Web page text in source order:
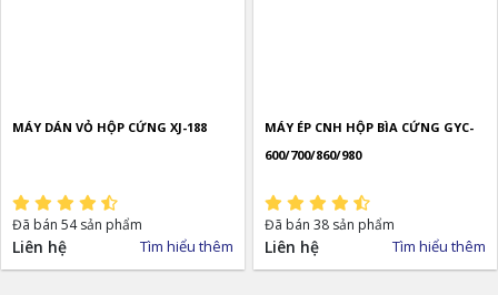
MÁY DÁN VỎ HỘP CỨNG XJ-188
Đã bán 54 sản phẩm
Liên hệ Tìm hiểu thêm
MÁY ÉP CNH HỘP BÌA CỨNG GYC-
600/700/860/980
Đã bán 38 sản phẩm
Liên hệ Tìm hiểu thêm